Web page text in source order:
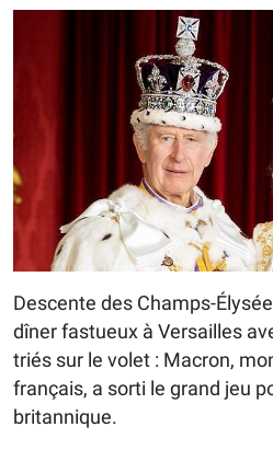
Descente des Champs-
dîner fastueux à Versailles
triés sur le volet : Macron,
français, a sorti le grand jeu
britannique.